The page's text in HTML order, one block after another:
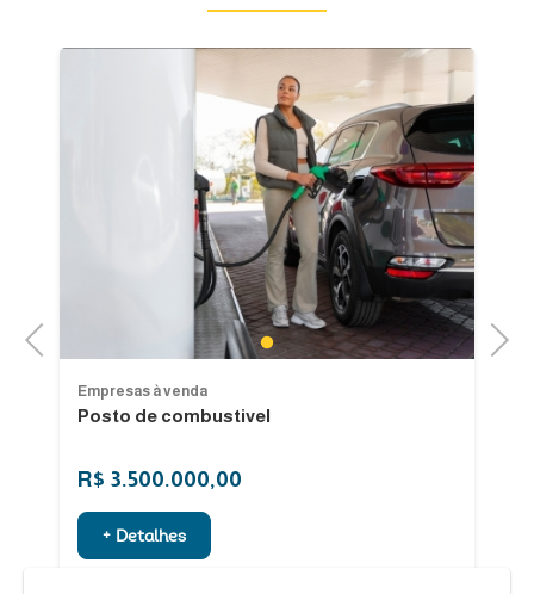
Previous 1
Empresas à venda
Posto de combustivel
R$ 3.500.000,00
+ Detalhes
Next